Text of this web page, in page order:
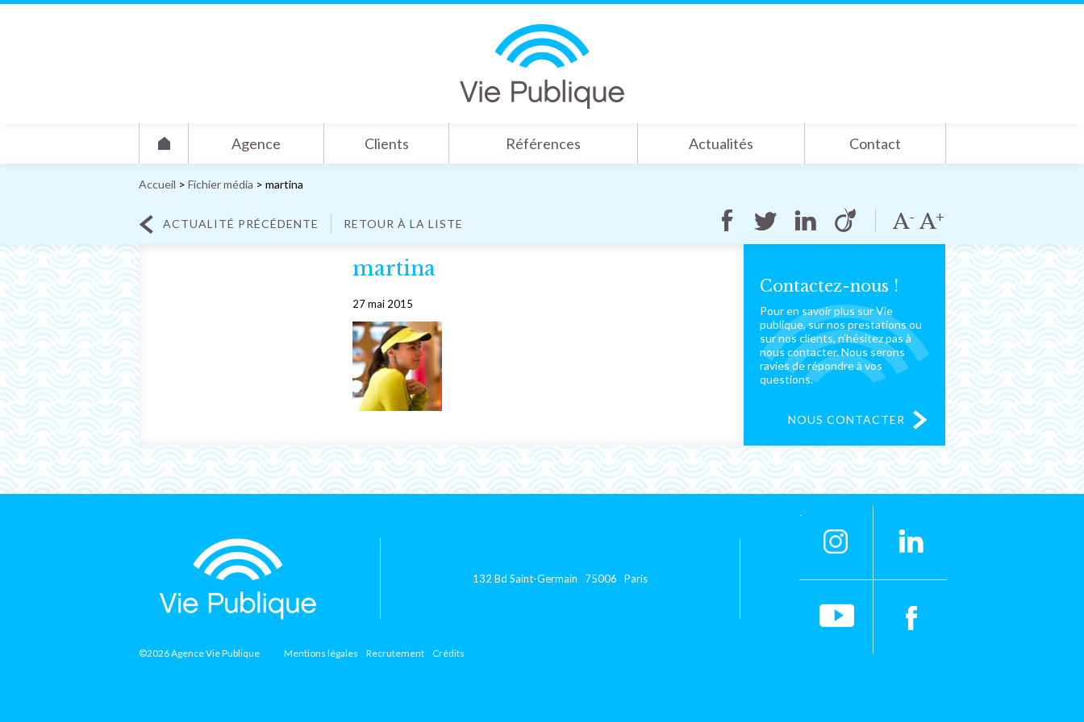
Agence Clients Références Actualités Contact
Accueil > Fichier média > martina
ACTUALITÉ PRÉCÉDENTE RETOUR À LA LISTE
martina
27 mai 2015
Contactez-nous !
Pour en savoir plus sur Vie
publique, sur nos prestations ou
sur nos clients, n’hésitez pas à
nous contacter. Nous serons
ravies de répondre à vos
questions.
NOUS CONTACTER
132 Bd Saint-Germain 75006 Paris
©2026 Agence Vie Publique Mentions légales Recrutement Crédits